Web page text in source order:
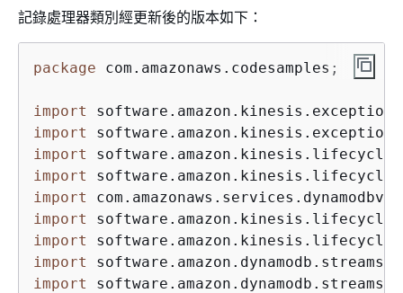
記錄處理器類別經更新後的版本如下：
package com.amazonaws.codesamples;
import
import
import
import
import
import
import
import
import